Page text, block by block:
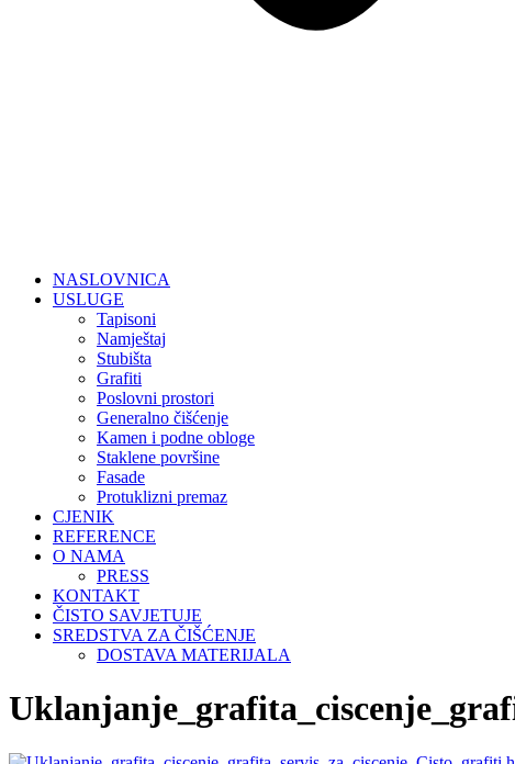
NASLOVNICA
USLUGE
Tapisoni
Namještaj
Stubišta
Grafiti
Poslovni prostori
Generalno čišćenje
Kamen i podne obloge
Staklene površine
Fasade
Protuklizni premaz
CJENIK
REFERENCE
O NAMA
PRESS
KONTAKT
ČISTO SAVJETUJE
SREDSTVA ZA ČIŠĆENJE
DOSTAVA MATERIJALA